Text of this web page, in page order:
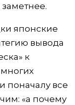
японские
вывода
к
поначалу все
«а почему